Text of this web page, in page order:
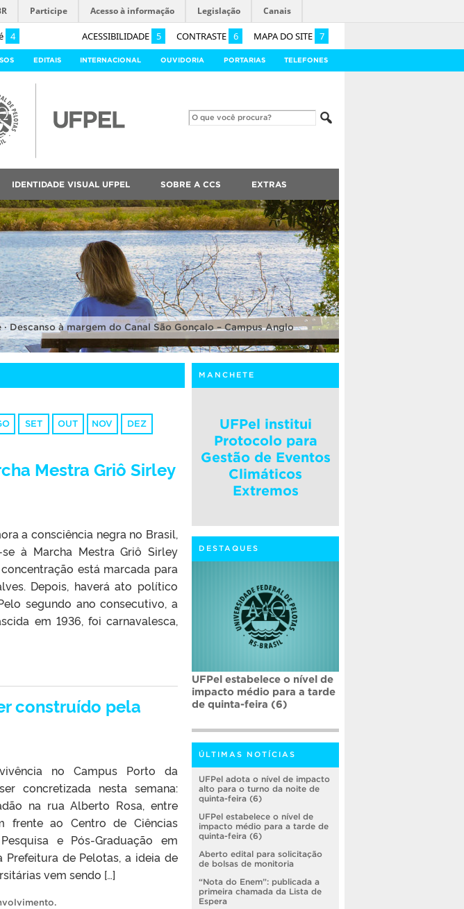
4 ACESSIBILIDADE 5 CONTRASTE 6 MAPA DO SITE 7
Participe Acesso à informação Legislação Canais
EDITAIS INTERNACIONAL OUVIDORIA PORTARIAS TELEFONES
IDENTIDADE VISUAL UFPEL SOBRE A CCS EXTRAS
Descanso à margem do Canal São Gonçalo – Campus Anglo
SET OUT NOV DEZ
Mestra Griô Sirley
a consciência negra no Brasil,
à Marcha Mestra Griô Sirley
está marcada para
Depois, haverá ato político
segundo ano consecutivo, a
em 1936, foi carnavalesca,
construído pela
no Campus Porto da
concretizada nesta semana:
na rua Alberto Rosa, entre
frente ao Centro de Ciências
e Pós-Graduação em
Prefeitura de Pelotas, a ideia de
vem sendo […]
.
MANCHETE
UFPel institui
Protocolo para
Gestão de Eventos
Climáticos
Extremos
DESTAQUES
UFPel estabelece o nível de
impacto médio para a tarde
de quinta-feira (6)
ÚLTIMAS NOTÍCIAS
UFPel adota o nível de impacto
alto para o turno da noite de
quinta-feira (6)
UFPel estabelece o nível de
impacto médio para a tarde de
quinta-feira (6)
Aberto edital para solicitação
de bolsas de monitoria
“Nota do Enem”: publicada a
primeira chamada da Lista de
Espera